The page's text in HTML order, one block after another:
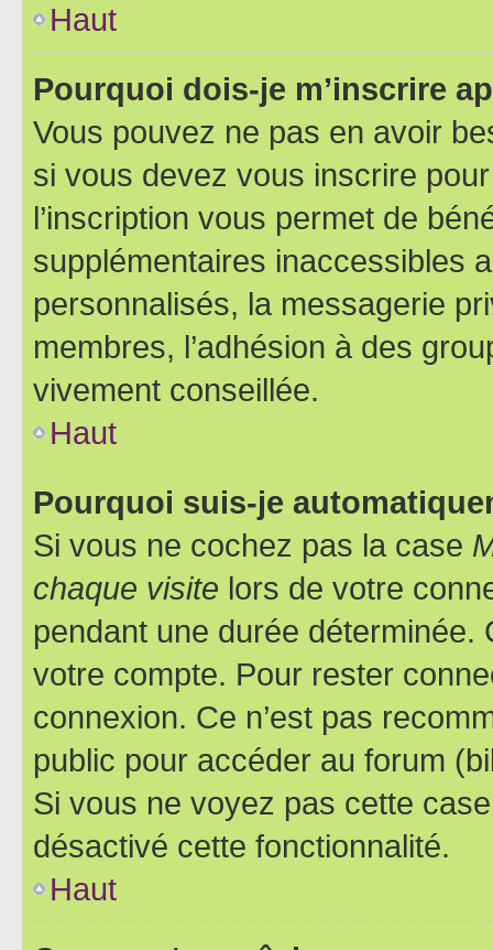
Haut
Pourquoi dois-je m’inscrire
Vous pouvez ne pas en avoir
si vous devez vous inscrire
l’inscription vous permet de
supplémentaires inaccessibles
personnalisés, la messagerie
membres, l’adhésion à des
vivement conseillée.
Haut
Pourquoi suis-je
Si vous ne cochez pas la case
chaque visite lors de votre
pendant une durée déterminée.
votre compte. Pour rester
connexion. Ce n’est pas
public pour accéder au forum
Si vous ne voyez pas cette
désactivé cette fonctionnalité.
Haut